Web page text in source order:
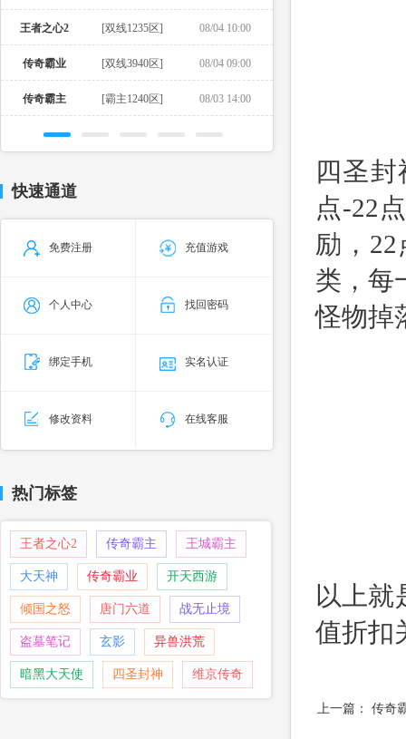
王者之心2 [双线1235区] 08/04 10:00
传奇霸业 [双线3940区] 08/04 09:00
传奇霸主 [霸主1240区] 08/03 14:00
快速通道
免费注册 充值游戏
个人中心 找回密码
绑定手机 实名认证
修改资料 在线客服
热门标签
王者之心2 传奇霸主 王城霸主
大天神 传奇霸业 开天西游
倾国之怒 唐门六道 战无止境
盗墓笔记 玄影 异兽洪荒
暗黑大天使 四圣封神 维京传奇
四圣
点-22
励，
类，每
怪物掉
以上
值折扣
上一篇： 传奇